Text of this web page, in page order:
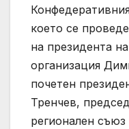
което се
на президента
организация
почетен
Тренчев,
регионален